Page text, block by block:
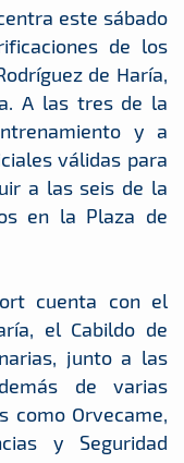
este sábado
de los
de Haría,
A las tres de la
y a
válidas para
a las seis de la
en la Plaza de
cuenta con el
el Cabildo de
junto a las
de varias
como Orvecame,
y Seguridad